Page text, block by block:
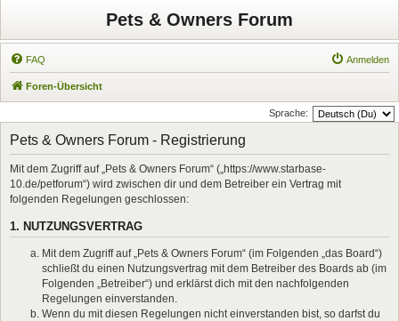
Pets & Owners Forum
FAQ Anmelden
Foren-Übersicht
Sprache:
Pets & Owners Forum - Registrierung
Mit dem Zugriff auf „Pets & Owners Forum“ („https://www.starbase-
10.de/petforum“) wird zwischen dir und dem Betreiber ein Vertrag mit
folgenden Regelungen geschlossen:
1. NUTZUNGSVERTRAG
Mit dem Zugriff auf „Pets & Owners Forum“ (im Folgenden „das Board“)
schließt du einen Nutzungsvertrag mit dem Betreiber des Boards ab (im
Folgenden „Betreiber“) und erklärst dich mit den nachfolgenden
Regelungen einverstanden.
Wenn du mit diesen Regelungen nicht einverstanden bist, so darfst du